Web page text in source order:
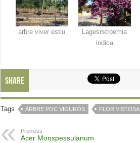
arbre viver estiu
Lagesrstroemia
indica
Share
Tags ARBRE POC VIGURÓS FLOR VISTOSA
Previous
Acer Monspessulanum